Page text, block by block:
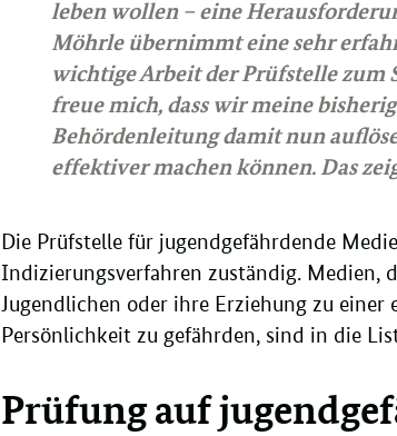
leben wollen – eine
Möhrle übernimmt eine sehr
wichtige Arbeit der Prüfstelle zum
freue mich, dass wir meine
Behördenleitung damit nun
effektiver machen können. Das
Die Prüfstelle für jugendgefährdende
Indizierungsverfahren zuständig. Medien,
Jugendlichen oder ihre Erziehung zu
Persönlichkeit zu gefährden, sind in die
Prüfung auf